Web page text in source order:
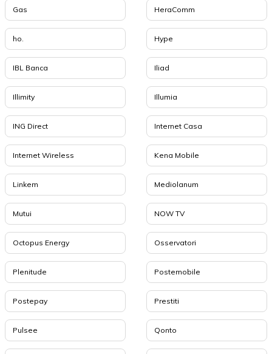
Gas HeraComm
ho. Hype
IBL Banca Iliad
Illimity Illumia
ING Direct Internet Casa
Internet Wireless Kena Mobile
Linkem Mediolanum
Mutui NOW TV
Octopus Energy Osservatori
Plenitude Postemobile
Postepay Prestiti
Pulsee Qonto